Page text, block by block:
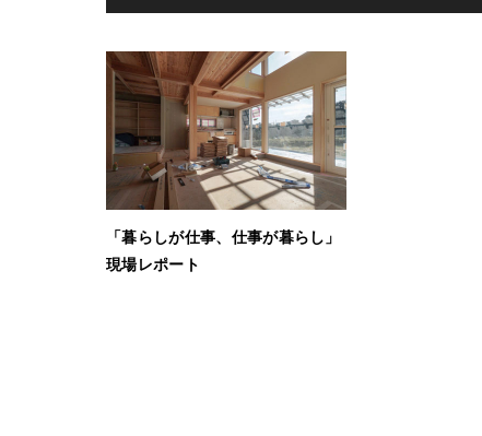
「暮らしが仕事、仕事が暮らし」
現場レポート